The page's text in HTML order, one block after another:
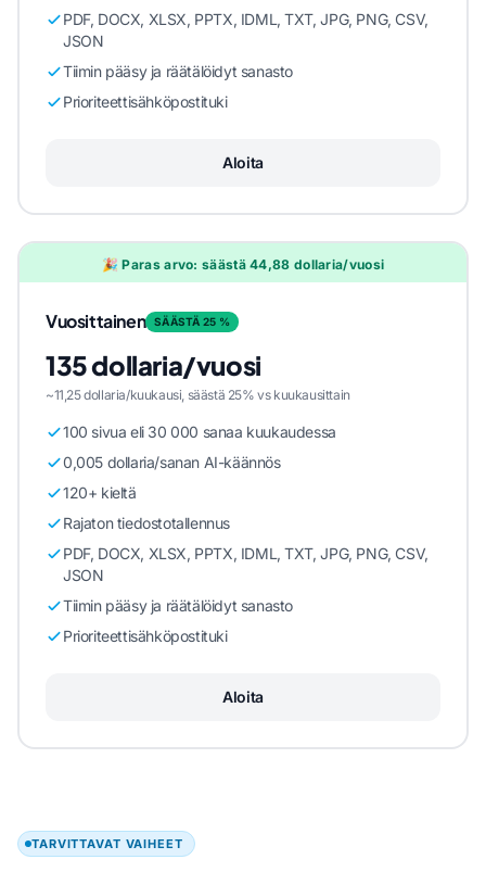
PDF, DOCX, XLSX, PPTX, IDML, TXT, JPG, PNG, CSV,
JSON
Tiimin pääsy ja räätälöidyt sanasto
Prioriteettisähköpostituki
Aloita
🎉 Paras arvo: säästä 44,88 dollaria/vuosi
Vuosittainen SÄÄSTÄ 25 %
135 dollaria/vuosi
~11,25 dollaria/kuukausi, säästä 25% vs kuukausittain
100 sivua eli 30 000 sanaa kuukaudessa
0,005 dollaria/sanan AI-käännös
120+ kieltä
Rajaton tiedostotallennus
PDF, DOCX, XLSX, PPTX, IDML, TXT, JPG, PNG, CSV,
JSON
Tiimin pääsy ja räätälöidyt sanasto
Prioriteettisähköpostituki
Aloita
TARVITTAVAT VAIHEET